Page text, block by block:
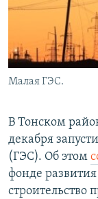
Малая ГЭС.
В Тонском
декабря
(ГЭС). Об этом
фонде
строительство